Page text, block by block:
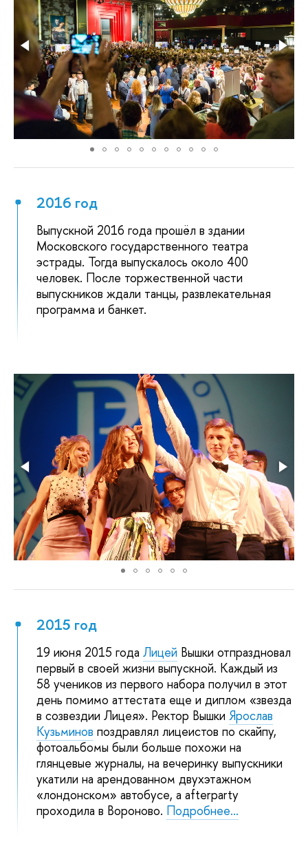
2016 год
Выпускной 2016 года прошёл в здании
Московского государственного театра
эстрады. Тогда выпускалось около 400
человек. После торжественной части
выпускников ждали танцы, развлекательная
программа и банкет.
2015 год
19 июня 2015 годаЛицей Вышки отпраздновал
первый в своей жизни выпускной. Каждый из
58 учеников из первого набора получил в этот
день помимо аттестата еще и диплом «звезда
в созвездии Лицея». Ректор ВышкиЯрослав
Кузьминов поздравлял лицеистов по скайпу,
фотоальбомы были больше похожи на
глянцевые журналы, на вечеринку выпускники
укатили на арендованном двухэтажном
«лондонском» автобусе, а afterparty
проходила в Вороново. Подробнее…